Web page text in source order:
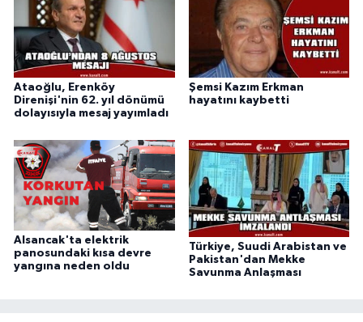
Ataoğlu, Erenköy
Direnişi'nin 62. yıl dönümü
dolayısıyla mesaj yayımladı
Şemsi Kazım Erkman
hayatını kaybetti
Alsancak'ta elektrik
panosundaki kısa devre
yangına neden oldu
Türkiye, Suudi Arabistan ve
Pakistan'dan Mekke
Savunma Anlaşması